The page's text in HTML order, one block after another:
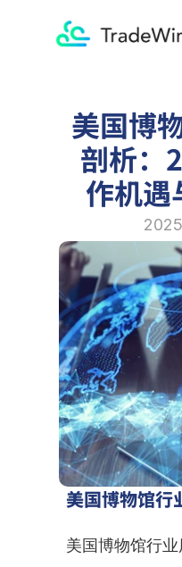
美国博
剖析：
作机遇
美国博物馆行
美国博物馆行